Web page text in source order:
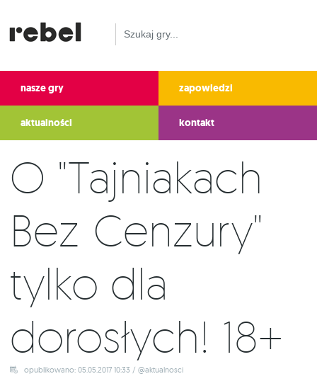
nasze gry zapowiedzi
aktualności kontakt
O "Tajniakach
Bez Cenzury"
tylko dla
dorosłych! 18+
opublikowano: 05.05.2017 10:33 / @aktualnosci